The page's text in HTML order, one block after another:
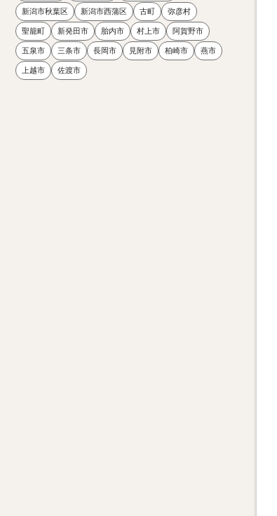
新潟市秋葉区 新潟市西蒲区 古町 弥彦村
聖籠町 新発田市 胎内市 村上市 阿賀野市
五泉市 三条市 長岡市 見附市 柏崎市 燕市
上越市 佐渡市